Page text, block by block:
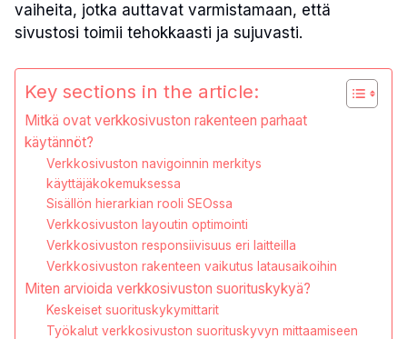
vaiheita, jotka auttavat varmistamaan, että
sivustosi toimii tehokkaasti ja sujuvasti.
Key sections in the article:
Mitkä ovat verkkosivuston rakenteen parhaat
käytännöt?
Verkkosivuston navigoinnin merkitys
käyttäjäkokemuksessa
Sisällön hierarkian rooli SEOssa
Verkkosivuston layoutin optimointi
Verkkosivuston responsiivisuus eri laitteilla
Verkkosivuston rakenteen vaikutus latausaikoihin
Miten arvioida verkkosivuston suorituskykyä?
Keskeiset suorituskykymittarit
Työkalut verkkosivuston suorituskyvyn mittaamiseen